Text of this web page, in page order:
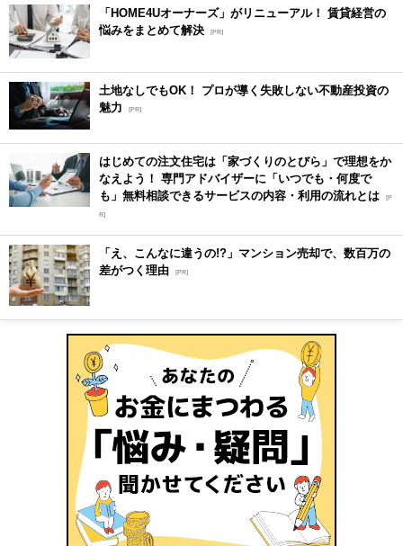
「HOME4Uオーナーズ」がリニューアル！ 賃貸経営の
悩みをまとめて解決 [PR]
土地なしでもOK！ プロが導く失敗しない不動産投資の
魅力
[PR]
はじめての注文住宅は「家づくりのとびら」で理想をか
なえよう！ 専門アドバイザーに「いつでも・何度で
も」無料相談できるサービスの内容・利用の流れとは [P
R]
「え、こんなに違うの!?」マンション売却で、数百万の
差がつく理由 [PR]